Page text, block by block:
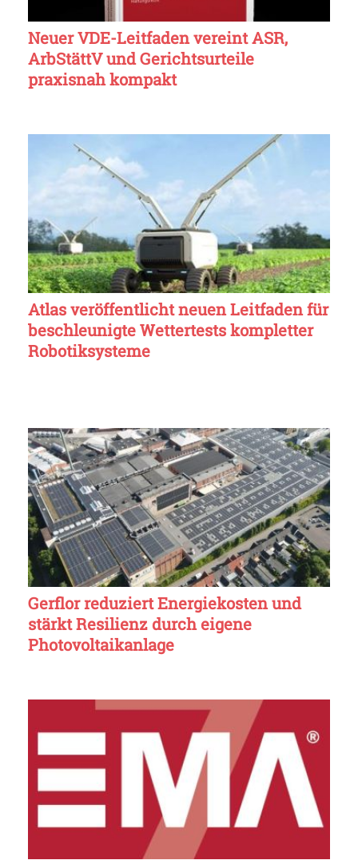
Neuer VDE-Leitfaden vereint ASR,
ArbStättV und Gerichtsurteile
praxisnah kompakt
Atlas veröffentlicht neuen Leitfaden für
beschleunigte Wettertests kompletter
Robotiksysteme
Gerflor reduziert Energiekosten und
stärkt Resilienz durch eigene
Photovoltaikanlage